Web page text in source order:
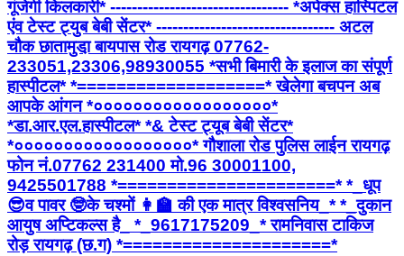
गूंजेगी किलकारी* --------------------------------- *अपेक्स हास्पिटल
एंव टेस्ट ट्युब बेबी सेंटर* --------------------------------- अटल
चौक छातामुडा़ बायपास रोड रायगढ़ 07762-
233051,23306,98930055 *सभी बिमारी के इलाज का संपूर्ण
हास्पीटल* *===================* खेलेगा बचपन अब
आपके आंगन *००००००००००००००००००*
*डा.आर.एल.हास्पीटल* *& टेस्ट ट्यूब बेबी सेंटर*
*००००००००००००००००००* गौशाला रोड पुलिस लाईन रायगढ़
फोन नं.07762 231400 मो.96 30001100,
9425501788 *======================* *_धूप
😎व पावर 🤓के चश्मों 👩‍🏫 की एक मात्र विश्वसनिय_* *_दुकान
आयुष अप्टिकल्स है_ *_9617175209_* रामनिवास टाकिज
रोड़ रायगढ़ (छ.ग) *=====================*